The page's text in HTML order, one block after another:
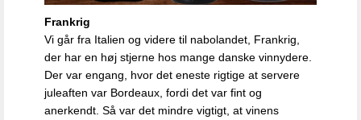
Frankrig
Vi går fra Italien og videre til nabolandet, Frankrig,
der har en høj stjerne hos mange danske vinnydere.
Der var engang, hvor det eneste rigtige at servere
juleaften var Bordeaux, fordi det var fint og
anerkendt. Så var det mindre vigtigt, at vinens